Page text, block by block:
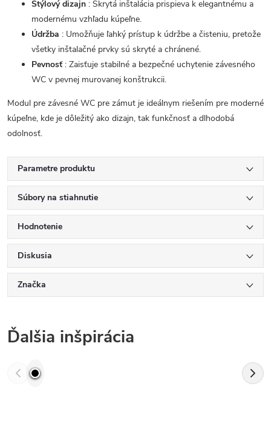
Štýlový dizajn : Skrytá inštalácia prispieva k elegantnému a
modernému vzhľadu kúpeľne.
Údržba : Umožňuje ľahký prístup k údržbe a čisteniu, pretože
všetky inštalačné prvky sú skryté a chránené.
Pevnosť : Zaisťuje stabilné a bezpečné uchytenie závesného
WC v pevnej murovanej konštrukcii.
Modul pre závesné WC pre zámut je ideálnym riešením pre moderné
kúpeľne, kde je dôležitý ako dizajn, tak funkčnosť a dlhodobá
odolnosť.
Parametre produktu
Súbory na stiahnutie
Hodnotenie
Diskusia
Značka
Ďalšia inšpirácia